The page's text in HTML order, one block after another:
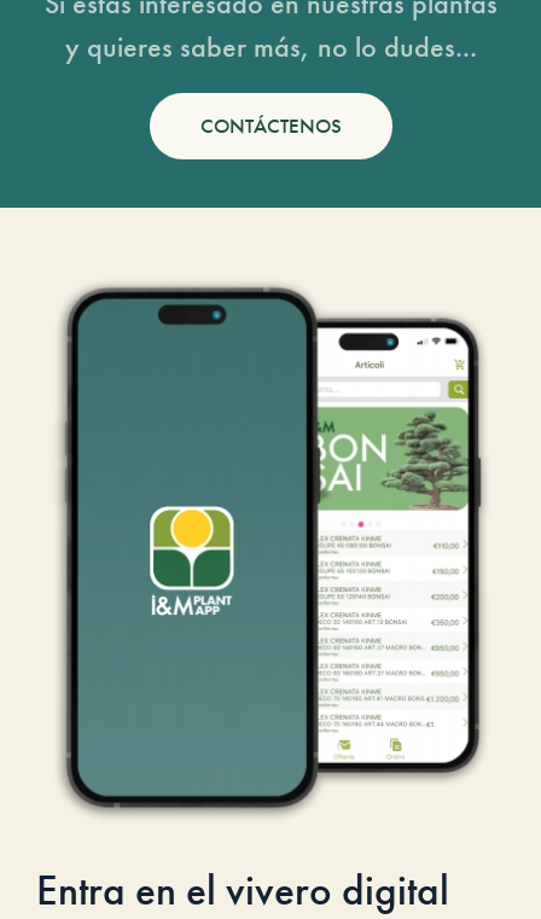
y quieres saber más, no lo dudes...
CONTÁCTENOS
Entra en el vivero digital